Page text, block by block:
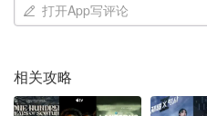
打开App写评论
相关攻略